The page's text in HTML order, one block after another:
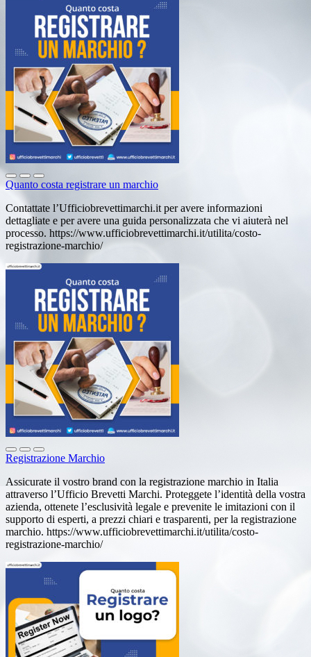
Quanto costa registrare un marchio
Contattate l’Ufficiobrevettimarchi.it per avere informazioni
dettagliate e per avere una guida personalizzata che vi aiuterà nel
processo. https://www.ufficiobrevettimarchi.it/utilita/costo-
registrazione-marchio/
Registrazione Marchio
Assicurate il vostro brand con la registrazione marchio in Italia
attraverso l’Ufficio Brevetti Marchi. Proteggete l’identità della vostra
azienda, ottenete l’esclusività legale e prevenite le imitazioni con il
supporto di esperti, a prezzi chiari e trasparenti, per la registrazione
marchio. https://www.ufficiobrevettimarchi.it/utilita/costo-
registrazione-marchio/